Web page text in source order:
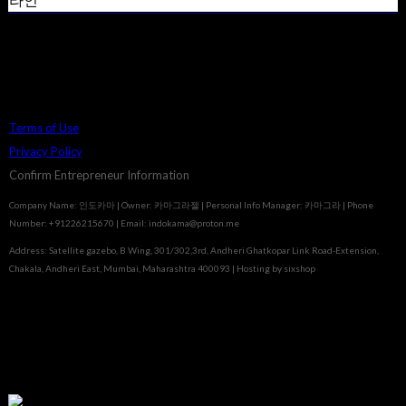
Terms of Use
Privacy Policy
Confirm Entrepreneur Information
Company Name: 인도카마 | Owner: 카마그라젤 | Personal Info Manager: 카마그라 | Phone
Number: +91226215670 | Email: indokama@proton.me
Address: Satellite gazebo, B Wing, 301/302,3rd, Andheri Ghatkopar Link Road-Extension,
Chakala, Andheri East, Mumbai, Maharashtra 400093 | Hosting by sixshop